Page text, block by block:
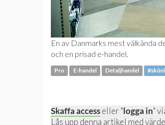
En av Danmarks mest välkända
och en prisad e-handel.
Pro E-handel Detaljhandel
Skaffa accesseller "logga in"
Lås upp denna artikel med